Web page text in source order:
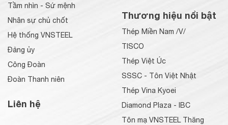
Tầm nhìn - Sứ mệnh
Nhân sự chủ chốt
Hệ thống VNSTEEL
Đảng ủy
Công Đoàn
Đoàn Thanh niên
Liên hệ
Thương hiệu nổi bật
Thép Miền Nam /V/
TISCO
Thép Việt Úc
SSSC - Tôn Việt Nhật
Thép Vina Kyoei
Diamond Plaza - IBC
Tôn mạ VNSTEEL Thăng